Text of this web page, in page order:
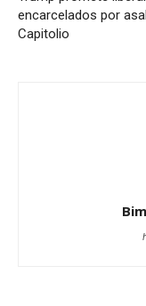
encarcelados por
Capitolio